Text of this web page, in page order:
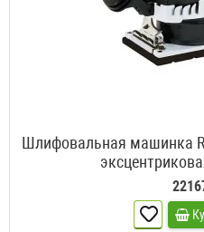
Шлифовальная машинка